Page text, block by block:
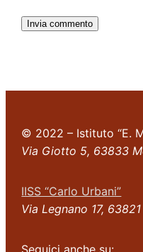
© 2022 – Istituto “E.
Via Giotto 5, 63833
IISS “Carlo Urbani”
Via Legnano 17,